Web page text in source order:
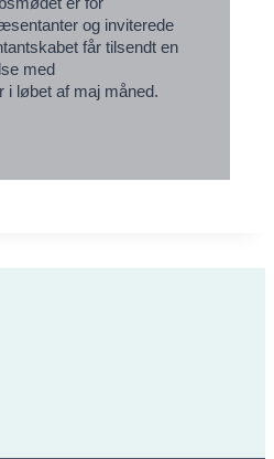
og inviterede
får tilsendt en
med
i løbet af maj måned.